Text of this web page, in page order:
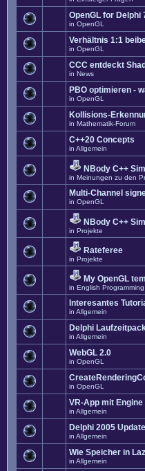
OpenGL for Delphi
in OpenGL
Verhältnis 1:1
in OpenGL
CCC entdeckt
in News
PBO optimieren -
in OpenGL
Kollisions-
in Mathematik-Forum
C++20 Concepts
in Allgemein
NBody C++
in Meinungen zu den
Multi-Channel
in OpenGL
NBody C++
in Projekte
Rateferee
in Projekte
My OpenGL
in English
Interesantes
in Allgemein
Delphi
in Allgemein
WebGL 2.0
in OpenGL
in OpenGL
VR-App mit
in Allgemein
Delphi 2005
in Allgemein
Wie Speicher in
in Allgemein